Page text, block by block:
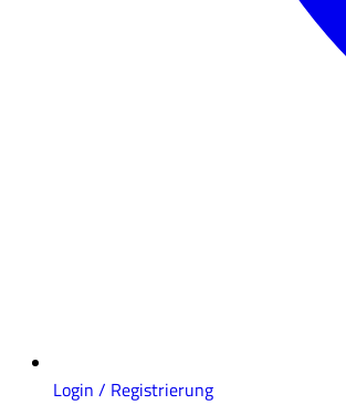
Login / Registrierung